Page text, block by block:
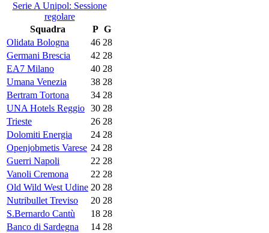
Serie A Unipol: Sessione
regolare
Squadra
P G
Olidata Bologna
46 28
Germani Brescia
42 28
EA7 Milano
40 28
Umana Venezia
38 28
Bertram Tortona
34 28
UNA Hotels Reggio 30 28
Trieste
26 28
Dolomiti Energia
24 28
Openjobmetis Varese 24 28
Guerri Napoli
22 28
Vanoli Cremona
22 28
Old Wild West Udine 20 28
Nutribullet Treviso
20 28
S.Bernardo Cantù
18 28
Banco di Sardegna
14 28